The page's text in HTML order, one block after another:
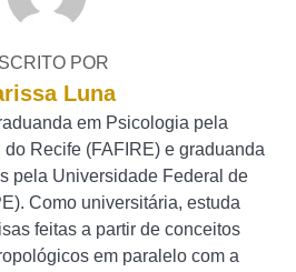
POR
Luna
em Psicologia pela
Recife (FAFIRE) e graduanda
pela Universidade Federal de
Como universitária, estuda
feitas a partir de conceitos
em paralelo com a